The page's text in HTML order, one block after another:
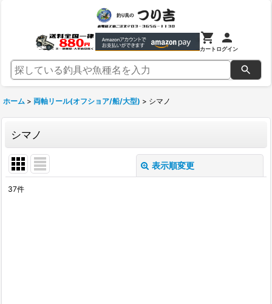
カートログイン
ホーム > 両軸リール(オフショア/船/大型) > シマノ
シマノ
表示順変更
37件